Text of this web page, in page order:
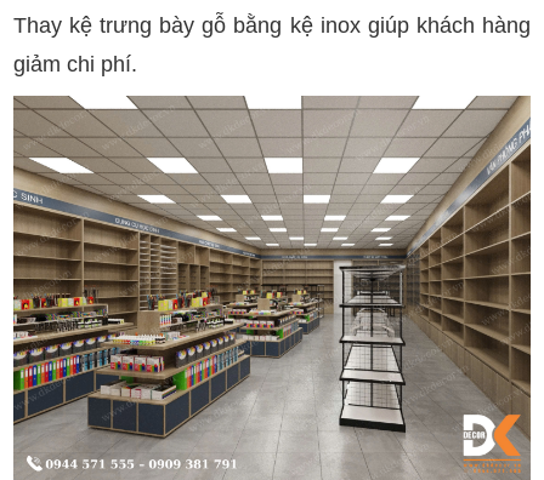
Thay kệ trưng bày gỗ bằng kệ inox giúp khách hàng
giảm chi phí.